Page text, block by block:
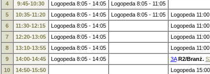
4
9:45-10:30 Logopeda 8:05 - 14:05 Logopeda 8:05 - 11:05
5
10:35-11:20 Logopeda 8:05 - 14:05 Logopeda 8:05 - 11:05 Logopeda
6
11:30-12:15 Logopeda 8:05 - 14:05 Logopeda
7
12:20-13:05 Logopeda 8:05 - 14:05 Logopeda
8
13:10-13:55 Logopeda 8:05 - 14:05
Logopeda
9
14:00-14:45 Logopeda 8:05 - 14:05 3A R2/Branż.
10
14:50-15:50 Logopeda